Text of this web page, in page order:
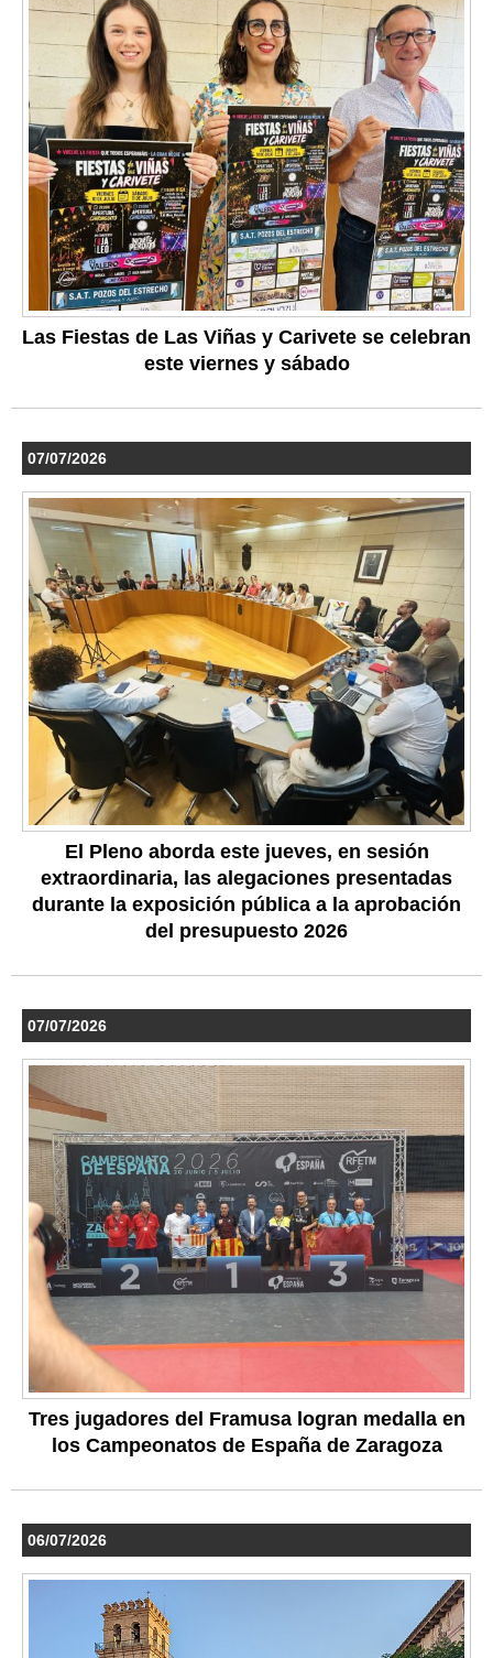
Las Fiestas de Las Viñas y Carivete se celebran
este viernes y sábado
07/07/2026
El Pleno aborda este jueves, en sesión
extraordinaria, las alegaciones presentadas
durante la exposición pública a la aprobación
del presupuesto 2026
07/07/2026
Tres jugadores del Framusa logran medalla en
los Campeonatos de España de Zaragoza
06/07/2026